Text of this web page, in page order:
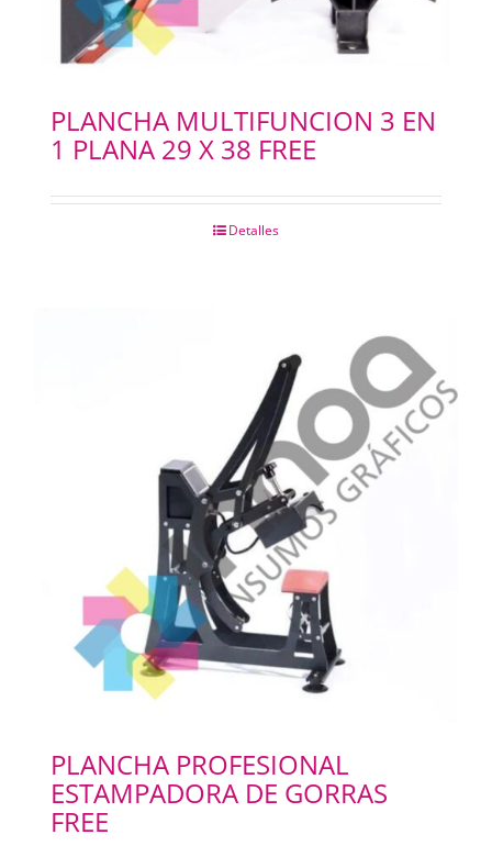
PLANCHA MULTIFUNCION 3 EN
1 PLANA 29 X 38 FREE
Detalles
PLANCHA PROFESIONAL
ESTAMPADORA DE GORRAS
FREE